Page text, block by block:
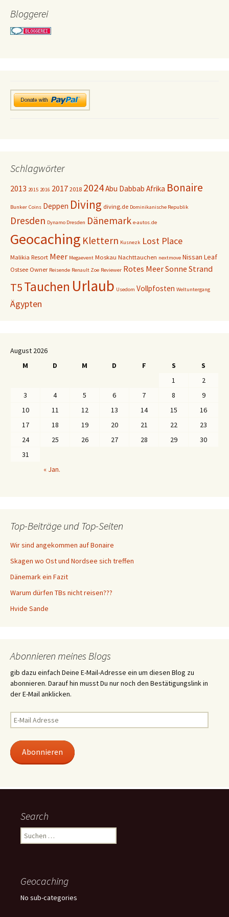
Bloggerei
Schlagwörter
2013 2015 2016 2017 2018 2024Abu Dabbab Afrika Bonaire
Bunker Coins Deppen Diving diving.de Dominikanische Republik
Dresden Dynamo Dresden Dänemark e-autos.de
Geocaching Klettern Kusnezk Lost Place
Malikia Resort Meer Megaevent Moskau Nachttauchen nextmove Nissan Leaf
Ostsee Owner Reisende Renault Zoe Reviewer Rotes MeerSonne Strand
T5Tauchen Urlaub Usedom Vollpfosten Weltuntergang
Ägypten
August 2026
M
D M D F S
S
1
2
3
4 5 6 7 8
9
10
11 12 13 14 15
16
17
18 19 20 21 22
23
24
25 26 27 28 29
30
31
« Jan.
Top-Beiträge und Top-Seiten
Wir sind angekommen auf Bonaire
Skagen wo Ost und Nordsee sich treffen
Dänemark ein Fazit
Warum dürfen TBs nicht reisen???
Hvide Sande
Abonnieren meines Blogs
gib dazu einfach Deine E-Mail-Adresse ein um diesen Blog zu
abonnieren. Darauf hin musst Du nur noch den Bestätigungslink in
der E-Mail anklicken.
E-
Mail
Abonnieren
Search
Suchen
nach:
Geocaching
No sub-categories